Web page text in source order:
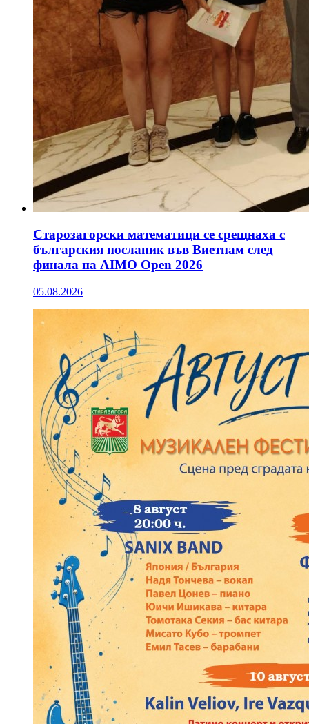
Старозагорски математици се срещнаха с
българския посланик във Виетнам след
финала на AIMO Open 2026
05.08.2026